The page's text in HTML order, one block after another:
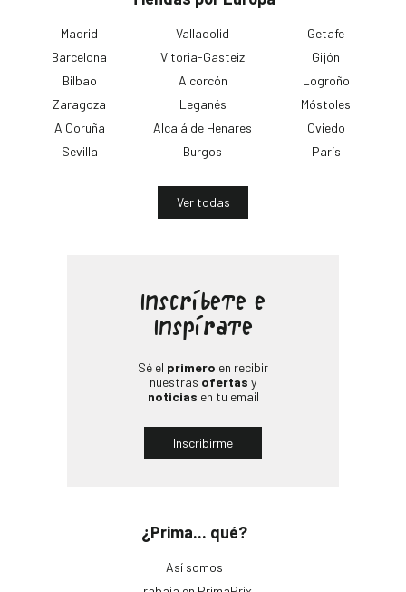
Madrid
Barcelona
Bilbao
Zaragoza
A Coruña
Sevilla
Valladolid
Vitoria-Gasteiz
Alcorcón
Leganés
Alcalá de Henares
Burgos
Getafe
Gijón
Logroño
Móstoles
Oviedo
París
Ver todas
¿Prima... qué?
Así somos
Inscríbete e
Inspírate
Sé el primero en recibir
nuestras ofertas y
noticias en tu email
Inscribirme